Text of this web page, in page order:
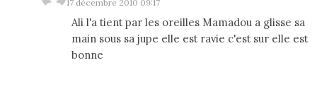
17 décembre 2010 09:17
Ali l'a tient par les oreilles Mamadou a glisse sa
main sous sa jupe elle est ravie c'est sur elle est
bonne